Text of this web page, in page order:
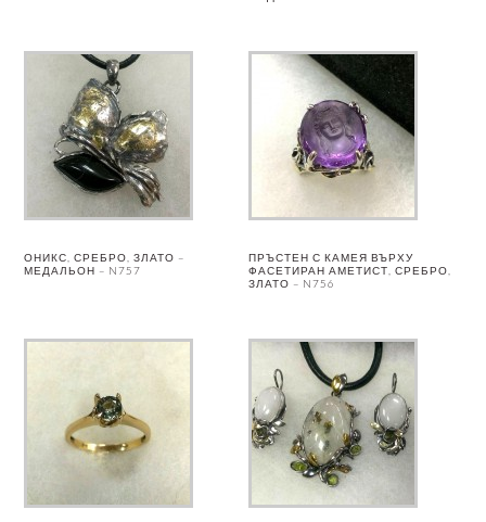
ОНИКС, СРЕБРО, ЗЛАТО –
МЕДАЛЬОН – N757
ПРЪСТЕН С КАМЕЯ ВЪРХУ
ФАСЕТИРАН АМЕТИСТ, СРЕБРО,
ЗЛАТО – N756